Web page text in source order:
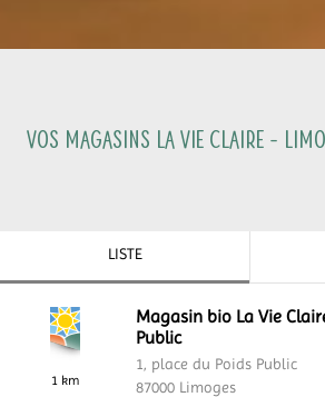
Vos magasins La Vie Claire -
LISTE
1 km
Magasin bio La Vie
Public
1, place du Poids Public
87000 Limoges